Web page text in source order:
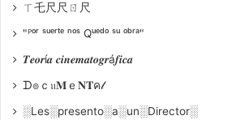
ㄒ乇尺尺ㄖ尺
"ᴾᵒʳ ˢᵘᵉʳᵗᵉ ⁿᵒˢ Qᵘᵉᵈᵒ ˢᵘ ᵒᵇʳᵃ"
𝑻𝒆𝒐𝒓í𝒂 𝒄𝒊𝒏𝒆𝒎𝒂𝒕𝒐𝒈𝒓á𝒇𝒊𝒄𝒂
ᗪ๏ｃ𝔲𝐌ｅ𝐍𝐓ค𝓁
░Les░presento░a░un░Director░